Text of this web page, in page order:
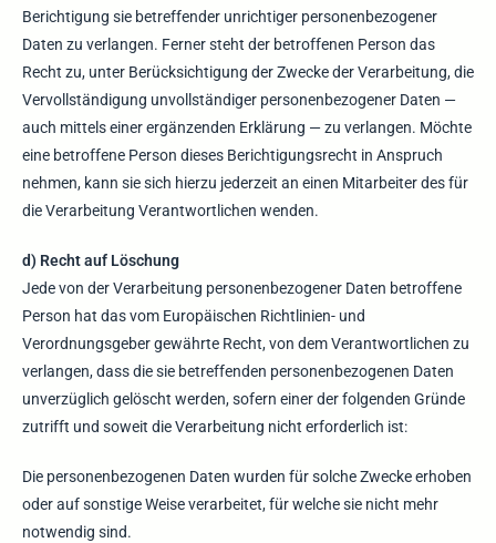
Berichtigung sie betreffender unrichtiger personenbezogener
Daten zu verlangen. Ferner steht der betroffenen Person das
Recht zu, unter Berücksichtigung der Zwecke der Verarbeitung, die
Vervollständigung unvollständiger personenbezogener Daten —
auch mittels einer ergänzenden Erklärung — zu verlangen. Möchte
eine betroffene Person dieses Berichtigungsrecht in Anspruch
nehmen, kann sie sich hierzu jederzeit an einen Mitarbeiter des für
die Verarbeitung Verantwortlichen wenden.
d) Recht auf Löschung
Jede von der Verarbeitung personenbezogener Daten betroffene
Person hat das vom Europäischen Richtlinien- und
Verordnungsgeber gewährte Recht, von dem Verantwortlichen zu
verlangen, dass die sie betreffenden personenbezogenen Daten
unverzüglich gelöscht werden, sofern einer der folgenden Gründe
zutrifft und soweit die Verarbeitung nicht erforderlich ist:
Die personenbezogenen Daten wurden für solche Zwecke erhoben
oder auf sonstige Weise verarbeitet, für welche sie nicht mehr
notwendig sind.